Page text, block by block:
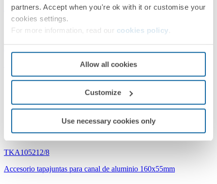
partners. Accept when you're ok with it or customise your
cookies settings.
For more information, read our cookies policy
Allow all cookies
Customize
Use necessary cookies only
Accesorio ángulo plano para canal de aluminio 160x55mm
TKA105212/8
Accesorio tapajuntas para canal de aluminio 160x55mm